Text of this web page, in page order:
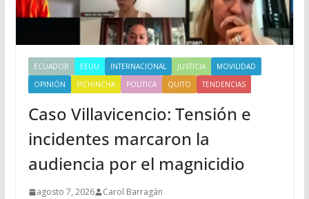
ECUADOR EEUU INTERNACIONAL JUSTICIA
MOVILIDAD
OPINIÓN
PICHINCHA POLITICA QUITO TENDENCIAS
Caso Villavicencio: Tensión e
incidentes marcaron la
audiencia por el magnicidio
agosto 7, 2026 Carol Barragán